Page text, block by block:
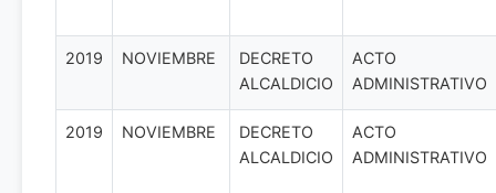
2019 NOVIEMBRE
DECRETO
ALCALDICIO
ACTO
ADMINISTRATIVO
2019 NOVIEMBRE
DECRETO
ALCALDICIO
ACTO
ADMINISTRATIVO